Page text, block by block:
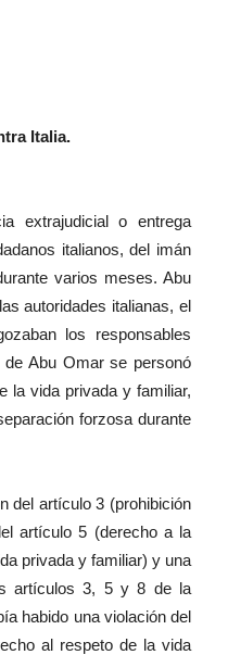
Italia.
extrajudicial o entrega
italianos, del imán
varios meses. Abu
autoridades italianas, el
los responsables
Abu Omar se personó
la vida privada y familiar,
forzosa durante
del artículo 3 (prohibición
artículo 5 (derecho a la
privada y familiar) y una
artículos 3, 5 y 8 de la
habido una violación del
al respeto de la vida